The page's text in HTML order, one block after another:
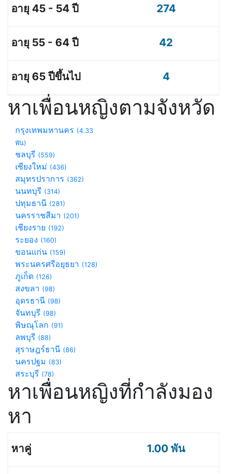
274
42
4
หาเพื่อนหญิงตามจังหวัด
กรุงเทพมหานคร (4.33
พัน)
ชลบุรี (559)
เชียงใหม่ (436)
สมุทรปราการ (362)
นนทบุรี (314)
ปทุมธานี (281)
นครราชสีมา (201)
เชียงราย (192)
ระยอง (160)
ขอนแก่น (159)
พระนครศรีอยุธยา (128)
ภูเก็ต (126)
สงขลา (98)
อุดรธานี (98)
จันทบุรี (98)
พิษณุโลก (91)
ลพบุรี (88)
สุราษฎร์ธานี (86)
นครปฐม (83)
สระบุรี (78)
หาเพื่อนหญิงที่กำลังมอง
หา
1.00 พัน